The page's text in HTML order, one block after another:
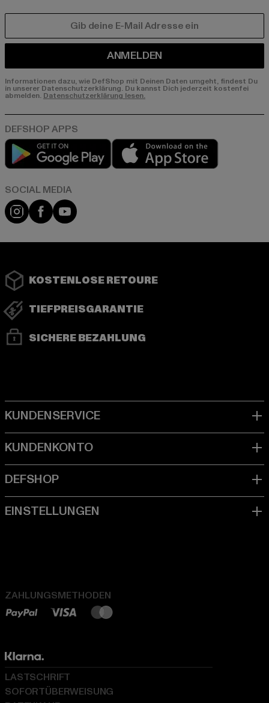
ANMELDEN
Informationen dazu, wie DefShop mit Deinen Daten umgeht, findest Du
in unserer Datenschutzerklärung. Du kannst Dich jederzeit kostenfei
abmelden. Datenschutzerklärung lesen.
Play market
Instagram
FacebookYouTube
KOSTENLOSE RETOURE
TIEFPREISGARANTIE
SICHERE BEZAHLUNG
ZAHLUNGSMETHODEN
LASTSCHRIFT
SOFORTÜBERWEISUNG